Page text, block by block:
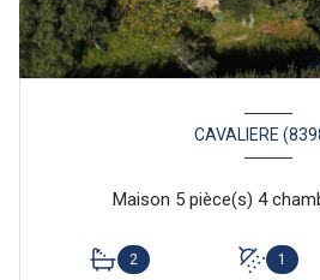
CAVALIERE
2 1